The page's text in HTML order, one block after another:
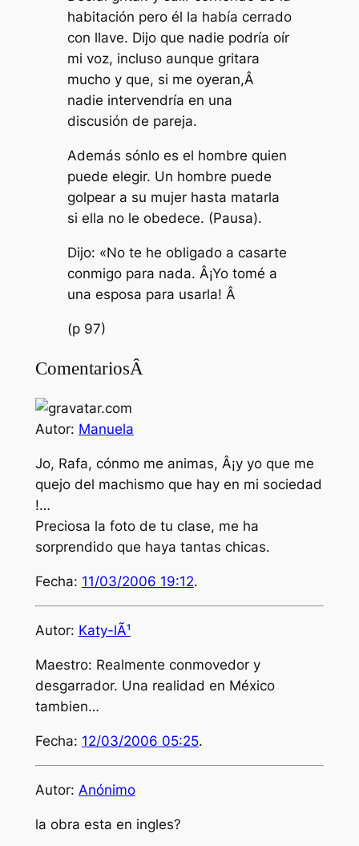
habitación pero él la había cerrado
con llave. Dijo que nadie podría oír
mi voz, incluso aunque gritara
mucho y que, si me oyeran,Â
nadie intervendría en una
discusión de pareja.
Además sónlo es el hombre quien
puede elegir. Un hombre puede
golpear a su mujer hasta matarla
si ella no le obedece. (Pausa).
Dijo: «No te he obligado a casarte
conmigo para nada. Â¡Yo tomé a
una esposa para usarla! Â
(p 97)
ComentariosÂ
Autor: Manuela
Jo, Rafa, cónmo me animas, Â¡y yo que me
quejo del machismo que hay en mi sociedad
!…
Preciosa la foto de tu clase, me ha
sorprendido que haya tantas chicas.
Fecha: 11/03/2006 19:12.
Autor: Katy-lÃ¹
Maestro: Realmente conmovedor y
desgarrador. Una realidad en México
tambien…
Fecha: 12/03/2006 05:25.
Autor: Anónimo
la obra esta en ingles?